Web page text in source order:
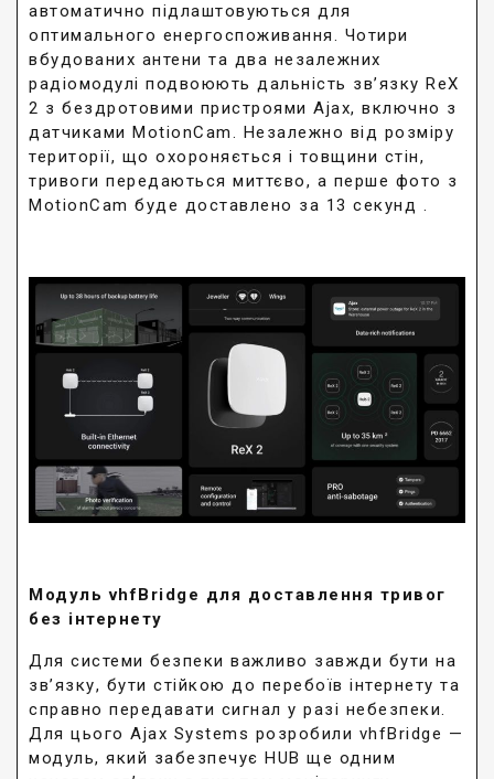
автоматично підлаштовуються для
оптимального енергоспоживання. Чотири
вбудованих антени та два незалежних
радіомодулі подвоюють дальність зв’язку ReX
2 з бездротовими пристроями Ajax, включно з
датчиками MotionCam. Незалежно від розміру
території, що охороняється і товщини стін,
тривоги передаються миттєво, а перше фото з
MotionCam буде доставлено за 13 секунд .
Модуль vhfBridge для доставлення тривог
без інтернету
Для системи безпеки важливо завжди бути на
зв’язку, бути стійкою до перебоїв інтернету та
справно передавати сигнал у разі небезпеки.
Для цього Ajax Systems розробили vhfBridge —
модуль, який забезпечує HUB ще одним